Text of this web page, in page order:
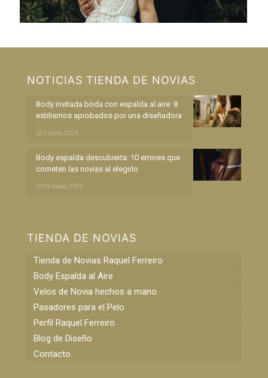
NOTICIAS TIENDA DE NOVIAS
Body invitada boda con espalda al aire: 8
estilismos aprobados por una diseñadora
2 junio, 2026
Body espalda descubierta: 10 errores que
cometen las novias al elegirlo
26 mayo, 2026
TIENDA DE NOVIAS
Tienda de Novias Raquel Ferreiro
Body Espalda al Aire
Velos de Novia hechos a mano
Pasadores para el Pelo
Perfil Raquel Ferreiro
Blog de Diseño
Contacto